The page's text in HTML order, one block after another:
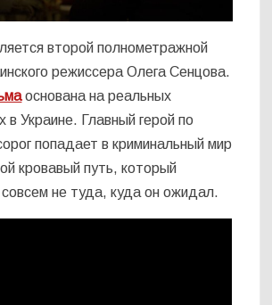
второй полнометражной
режиссера Олега Сенцова.
основана на реальных
в Украине. Главный герой по
попадает в криминальный мир
кровавый путь, который
совсем не туда, куда он ожидал.